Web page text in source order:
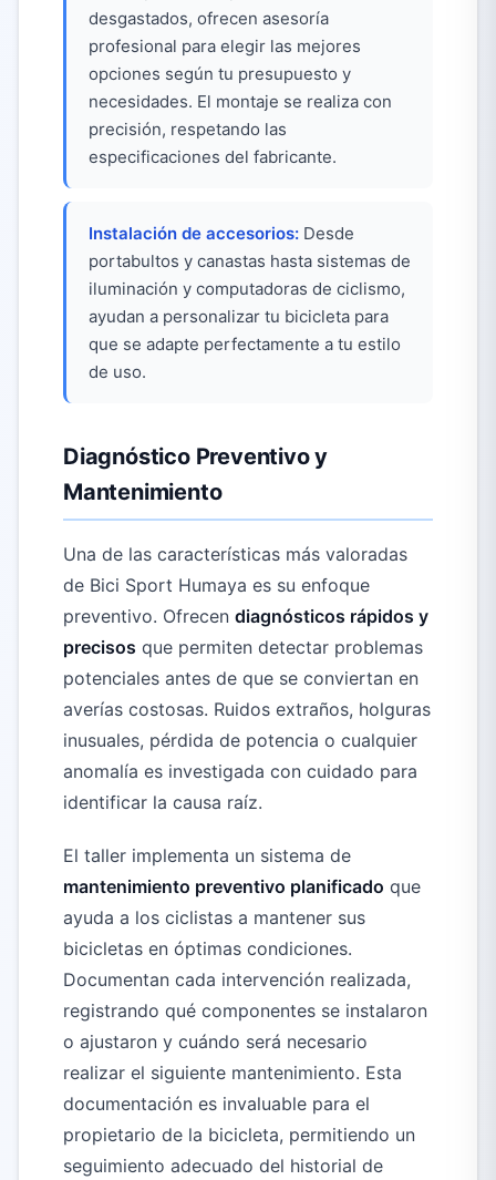
desgastados, ofrecen asesoría
profesional para elegir las mejores
opciones según tu presupuesto y
necesidades. El montaje se realiza con
precisión, respetando las
especificaciones del fabricante.
Instalación de accesorios: Desde
portabultos y canastas hasta sistemas de
iluminación y computadoras de ciclismo,
ayudan a personalizar tu bicicleta para
que se adapte perfectamente a tu estilo
de uso.
Diagnóstico Preventivo y
Mantenimiento
Una de las características más valoradas
de Bici Sport Humaya es su enfoque
preventivo. Ofrecen diagnósticos rápidos y
precisos que permiten detectar problemas
potenciales antes de que se conviertan en
averías costosas. Ruidos extraños, holguras
inusuales, pérdida de potencia o cualquier
anomalía es investigada con cuidado para
identificar la causa raíz.
El taller implementa un sistema de
mantenimiento preventivo planificado que
ayuda a los ciclistas a mantener sus
bicicletas en óptimas condiciones.
Documentan cada intervención realizada,
registrando qué componentes se instalaron
o ajustaron y cuándo será necesario
realizar el siguiente mantenimiento. Esta
documentación es invaluable para el
propietario de la bicicleta, permitiendo un
seguimiento adecuado del historial de